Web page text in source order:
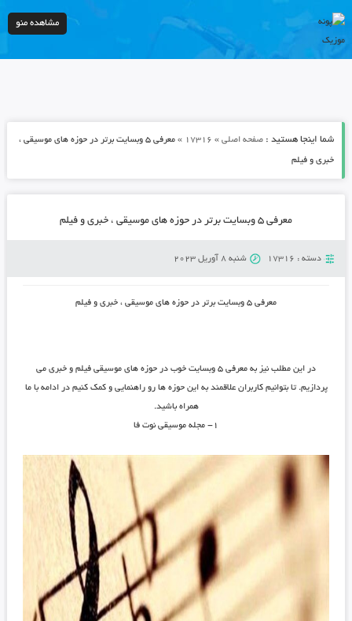
مشاهده منو
شما اینجا هستید : صفحه اصلی»
17316
» معرفی ۵ وبسایت برتر در حوزه های موسیقی ،
خبری و فیلم
معرفی ۵ وبسایت برتر در حوزه های موسیقی ، خبری و فیلم
دسته : 17316 شنبه 8 آوریل 2023
معرفی ۵ وبسایت برتر در حوزه های موسیقی ، خبری و فیلم
در این مطلب نیز به معرفی ۵ وبسایت خوب در حوزه های موسیقی فیلم و خبری می
پردازیم. تا بتوانیم کاربران علاقمند به این حوزه ها رو راهنمایی و کمک کنیم در ادامه با ما
همراه باشید.
۱- مجله موسیقی نوت فا